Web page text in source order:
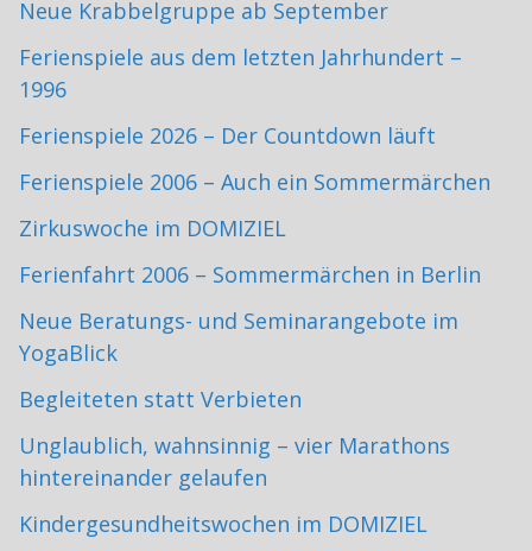
Neue Krabbelgruppe ab September
Ferienspiele aus dem letzten Jahrhundert –
1996
Ferienspiele 2026 – Der Countdown läuft
Ferienspiele 2006 – Auch ein Sommermärchen
Zirkuswoche im DOMIZIEL
Ferienfahrt 2006 – Sommermärchen in Berlin
Neue Beratungs- und Seminarangebote im
YogaBlick
Begleiteten statt Verbieten
Unglaublich, wahnsinnig – vier Marathons
hintereinander gelaufen
Kindergesundheitswochen im DOMIZIEL